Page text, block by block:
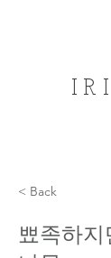
< Back
뾰족하